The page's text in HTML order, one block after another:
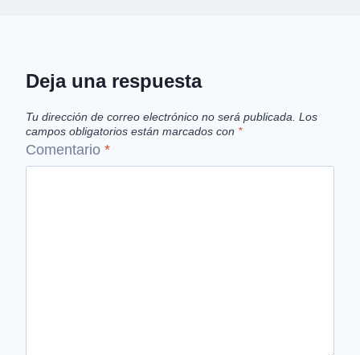
Deja una respuesta
Tu dirección de correo electrónico no será publicada. Los
campos obligatorios están marcados con *
Comentario *